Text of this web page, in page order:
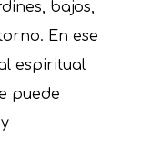
bajos,
En ese
espiritual
puede